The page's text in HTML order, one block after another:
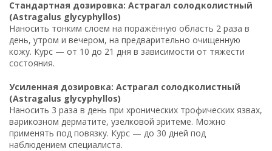
Стандартная дозировка: Астрагал солодколистный
(Astragalus glycyphyllos)
Наносить тонким слоем на поражённую область 2 раза в
день, утром и вечером, на предварительно очищенную
кожу. Курс — от 10 до 21 дня в зависимости от тяжести
состояния.
Усиленная дозировка: Астрагал солодколистный
(Astragalus glycyphyllos)
Наносить 3 раза в день при хронических трофических язвах,
варикозном дерматите, узелковой эритеме. Можно
применять под повязку. Курс — до 30 дней под
наблюдением специалиста.